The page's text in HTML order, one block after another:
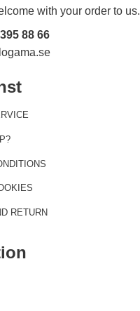
with your order to us.
88 66
RETURN